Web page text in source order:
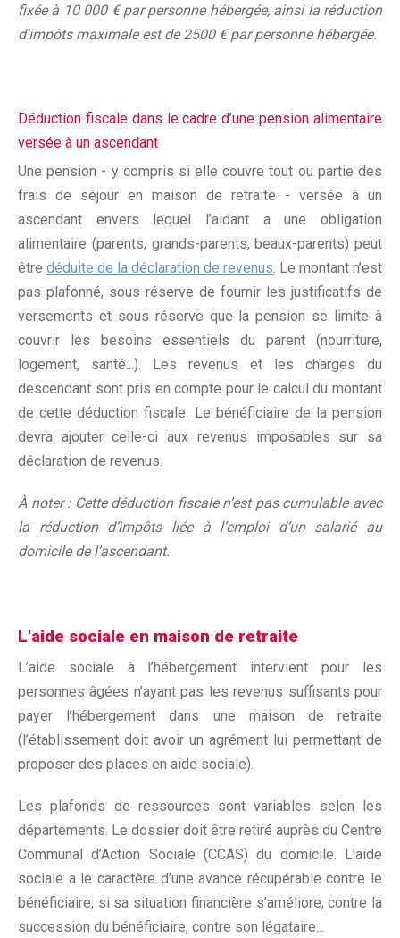
fixée à 10 000 € par personne hébergée, ainsi la réduction
d'impôts maximale est de 2500 € par personne hébergée.
Déduction fiscale dans le cadre d’une pension alimentaire
versée à un ascendant
Une pension - y compris si elle couvre tout ou partie des
frais de séjour en maison de retraite - versée à un
ascendant envers lequel l’aidant a une obligation
alimentaire (parents, grands-parents, beaux-parents) peut
être déduite de la déclaration de revenus. Le montant n’est
pas plafonné, sous réserve de fournir les justificatifs de
versements et sous réserve que la pension se limite à
couvrir les besoins essentiels du parent (nourriture,
logement, santé...). Les revenus et les charges du
descendant sont pris en compte pour le calcul du montant
de cette déduction fiscale. Le bénéficiaire de la pension
devra ajouter celle-ci aux revenus imposables sur sa
déclaration de revenus.
À noter : Cette déduction fiscale n’est pas cumulable avec
la réduction d’impôts liée à l’emploi d’un salarié au
domicile de l’ascendant.
L'aide sociale en maison de retraite
L’aide sociale à l’hébergement intervient pour les
personnes âgées n’ayant pas les revenus suffisants pour
payer l’hébergement dans une maison de retraite
(l’établissement doit avoir un agrément lui permettant de
proposer des places en aide sociale).
Les plafonds de ressources sont variables selon les
départements. Le dossier doit être retiré auprès du Centre
Communal d’Action Sociale (CCAS) du domicile. L’aide
sociale a le caractère d’une avance récupérable contre le
bénéficiaire, si sa situation financière s’améliore, contre la
succession du bénéficiaire, contre son légataire...